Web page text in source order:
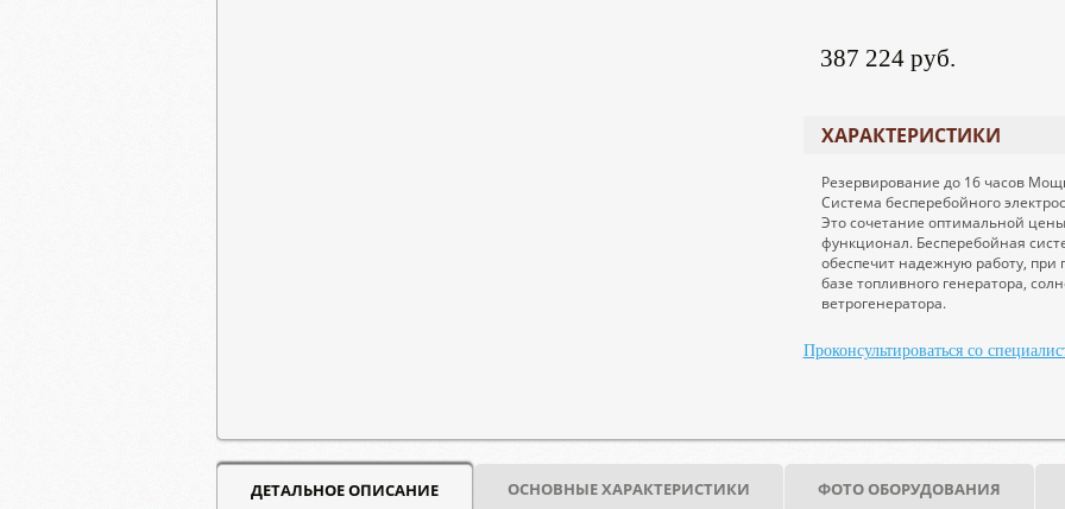
387 224 руб.
ХАРАКТЕРИСТИКИ
Резервирование до 16 часов
Система бесперебойного
Это сочетание оптимальной
функционал. Бесперебойная
обеспечит надежную работу,
базе топливного генератора,
ветрогенератора.
Проконсультироваться со
ДЕТАЛЬНОЕ ОПИСАНИЕ ОСНОВНЫЕ ХАРАКТЕРИСТИКИ ФОТО ОБОРУДОВАНИЯ